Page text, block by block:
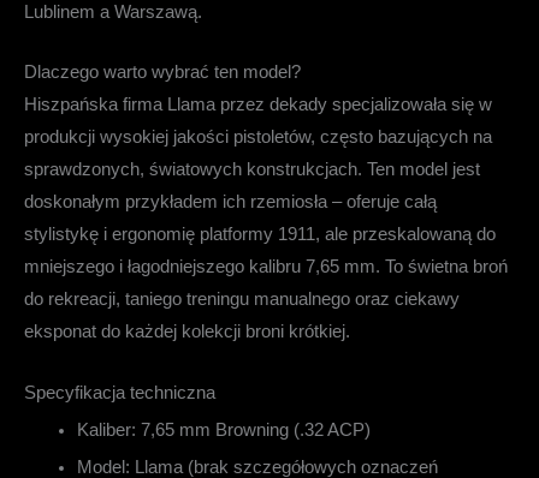
Lublinem a Warszawą.
Dlaczego warto wybrać ten model?
Hiszpańska firma Llama przez dekady specjalizowała się w
produkcji wysokiej jakości pistoletów, często bazujących na
sprawdzonych, światowych konstrukcjach. Ten model jest
doskonałym przykładem ich rzemiosła – oferuje całą
stylistykę i ergonomię platformy 1911, ale przeskalowaną do
mniejszego i łagodniejszego kalibru 7,65 mm. To świetna broń
do rekreacji, taniego treningu manualnego oraz ciekawy
eksponat do każdej kolekcji broni krótkiej.
Specyfikacja techniczna
Kaliber: 7,65 mm Browning (.32 ACP)
Model: Llama (brak szczegółowych oznaczeń